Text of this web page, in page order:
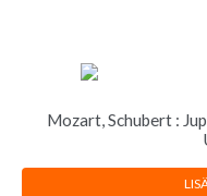
Mozart, Schubert :